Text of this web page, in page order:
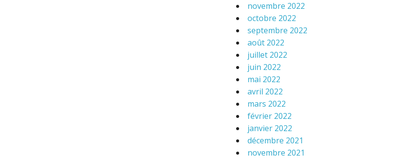
novembre 2022
octobre 2022
septembre 2022
août 2022
juillet 2022
juin 2022
mai 2022
avril 2022
mars 2022
février 2022
janvier 2022
décembre 2021
novembre 2021